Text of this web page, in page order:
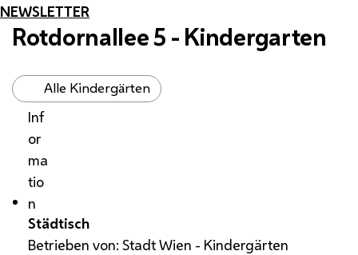
NEWSLETTER
Rotdornallee 5 - Kindergarten
Alle Kindergärten
Inf
or
ma
tio
n
Städtisch
Betrieben von: Stadt Wien - Kindergärten